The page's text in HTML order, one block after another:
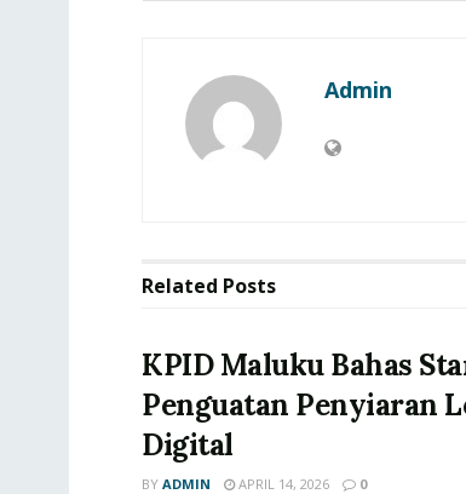
Admin
Related Posts
KPID Maluku Bahas
Penguatan Penyiaran
Digital
BY ADMIN APRIL 14, 2026 0